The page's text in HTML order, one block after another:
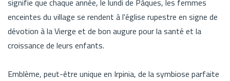
signifie que chaque année, le lundi de Pâques, les femmes
enceintes du village se rendent à l'église rupestre en signe de
dévotion à la Vierge et de bon augure pour la santé et la
croissance de leurs enfants.
Emblème, peut-être unique en Irpinia, de la symbiose parfaite